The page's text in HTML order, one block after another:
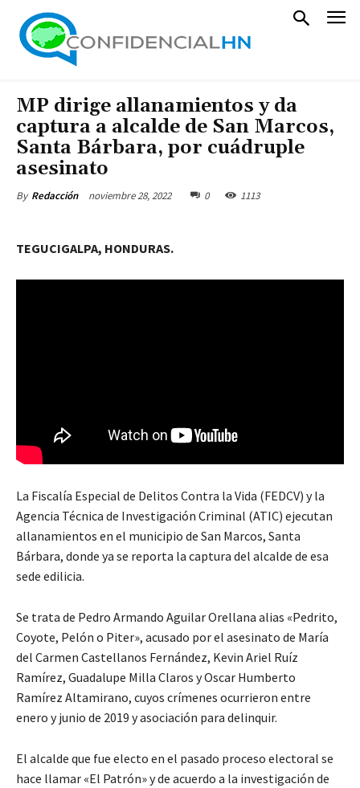
MP dirige allanamientos y da
captura a alcalde de San Marcos,
Santa Bárbara, por cuádruple
asesinato
By Redacción noviembre 28, 2022 0 1113
TEGUCIGALPA, HONDURAS.
La Fiscalía Especial de Delitos Contra la Vida (FEDCV) y la
Agencia Técnica de Investigación Criminal (ATIC) ejecutan
allanamientos en el municipio de San Marcos, Santa
Bárbara, donde ya se reporta la captura del alcalde de esa
sede edilicia.
Se trata de Pedro Armando Aguilar Orellana alias «Pedrito,
Coyote, Pelón o Piter», acusado por el asesinato de María
del Carmen Castellanos Fernández, Kevin Ariel Ruíz
Ramírez, Guadalupe Milla Claros y Oscar Humberto
Ramírez Altamirano, cuyos crímenes ocurrieron entre
enero y junio de 2019 y asociación para delinquir.
El alcalde que fue electo en el pasado proceso electoral se
hace llamar «El Patrón» y de acuerdo a la investigación de